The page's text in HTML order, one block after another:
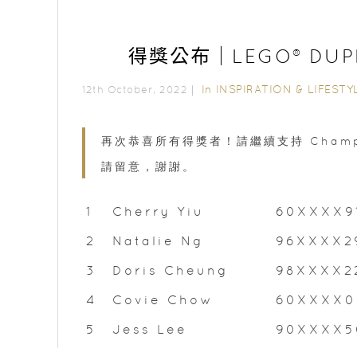
得獎公布｜LEGO®
12th October, 2022｜ In INSPIRATION &
再次恭喜所有得獎者！請繼續支持
請留意，謝謝。
1 Cherry Yiu
2 Natalie Ng
3 Doris Cheung
4 Covie Chow
5 Jess Lee